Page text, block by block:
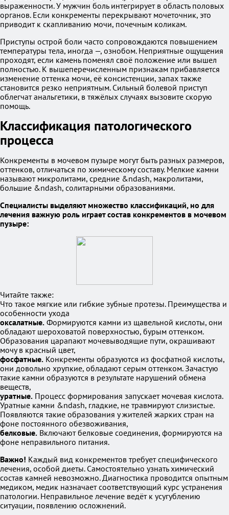
выраженности. У мужчин боль интегрирует в область половых
органов. Если конкременты перекрывают мочеточник, это
приводит к скапливанию мочи, почечным коликам.
Приступы острой боли часто сопровождаются повышением
температуры тела, иногда —, ознобом. Неприятные ощущения
проходят, если камень поменял своё положение или вышел
полностью. К вышеперечисленным признакам прибавляется
изменение оттенка мочи, её консистенции, запах также
становится резко неприятным. Сильный болевой приступ
облегчат анальгетики, в тяжёлых случаях вызовите скорую
помощь.
Классификация патологического
процесса
Конкременты в мочевом пузыре могут быть разных размеров,
оттенков, отличаться по химическому составу. Мелкие камни
называют микролитами, средние &ndash, макролитами,
большие &ndash, солитарными образованиями.
Специалисты выделяют множество классификаций, но для
лечения важную роль играет состав конкрементов в мочевом
пузыре:
Читайте также:
Что такое мягкие или гибкие зубные протезы. Преимущества и
особенности ухода
оксалатные. Формируются камни из щавельной кислоты, они
обладают шероховатой поверхностью, бурым оттенком.
Образования царапают мочевыводящие пути, окрашивают
мочу в красный цвет,
фосфатные. Конкременты образуются из фосфатной кислоты,
они довольно хрупкие, обладают серым оттенком. Зачастую
такие камни образуются в результате нарушений обмена
веществ,
уратные. Процесс формирования запускает мочевая кислота.
Уратные камни &ndash, гладкие, не травмируют слизистые.
Появляются такие образования у жителей жарких стран на
фоне постоянного обезвоживания,
белковые. Включают белковые соединения, формируются на
фоне неправильного питания.
Важно! Каждый вид конкрементов требует специфического
лечения, особой диеты. Самостоятельно узнать химический
состав камней невозможно. Диагностика проводится опытным
медиком, медик назначает соответствующий курс устранения
патологии. Неправильное лечение ведёт к усугублению
ситуации, появлению осложнений.